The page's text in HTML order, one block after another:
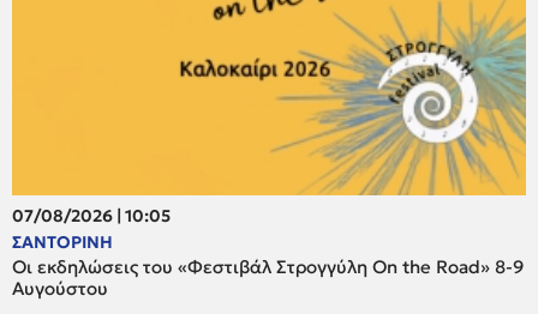
07/08/2026 | 10:05
ΣΑΝΤΟΡΙΝΗ
Οι εκδηλώσεις του «Φεστιβάλ Στρογγύλη On the Road» 8-9
Αυγούστου